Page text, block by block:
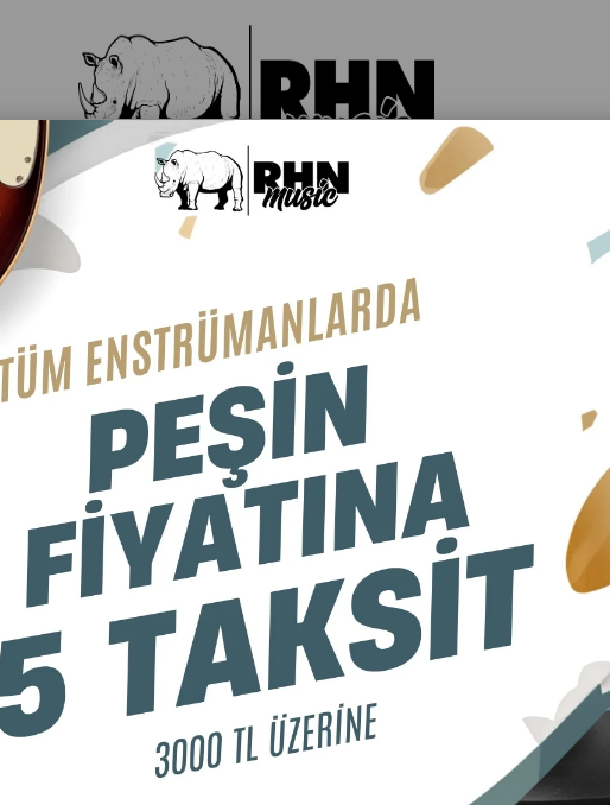
DAVUL & PERKÜSYON YAYLILAR TÜRK MÜZİĞİ
FIYATA GÖRE (AZALAN) ÜRÜN ADINA GÖRE (A>Z) ÜRÜN ADINA
Ücretsiz Kargo Ücretsiz Kargo